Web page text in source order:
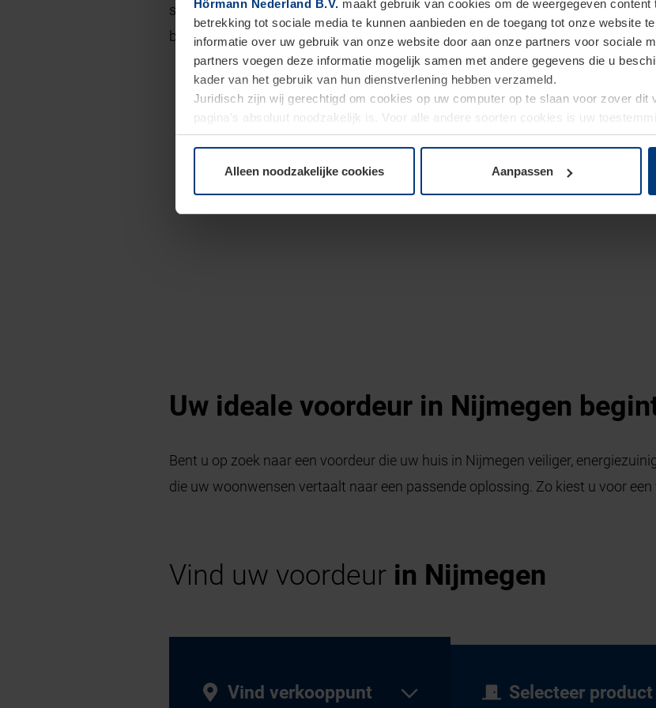
Hörmann Nederland B.V. maakt gebruik van cookies om de weergegeven
betrekking tot sociale media te kunnen aanbieden en de toegang tot onze website
informatie over uw gebruik van onze website door aan onze partners voor sociale
partners voegen deze informatie mogelijk samen met andere gegevens die u
kader van het gebruik van hun dienstverlening hebben verzameld.
Juridisch zijn wij gerechtigd om cookies op uw computer op te slaan voor zover dit
pagina's absoluut noodzakelijk is. Voor alle andere soorten cookies is uw
elk moment bij de uitleg van de cookies op paginaprivacyverklaringop onze
Alleen noodzakelijke cookies Aanpassen
strak en modern aluminium tot klassiek met sierbeglazing: het aanbod is
bouwstijl kent, is deze keuzevrijheid bijzonder waardevol.
Uw ideale voordeur in Nijmegen
Bent u op zoek naar een voordeur die uw huis in Nijmegen veiliger,
die uw woonwensen vertaalt naar een passende oplossing. Zo kiest u voor
Vind uw voordeur in Nijmegen
Vind verkooppunt Selecteer product